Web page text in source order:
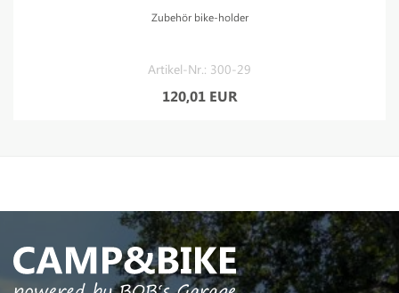
Zubehör bike-holder
Artikel-Nr.: 300-29
120,01 EUR